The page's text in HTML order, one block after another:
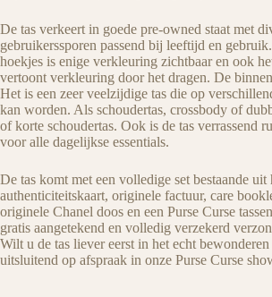
De tas verkeert in goede pre-owned staat met
gebruikerssporen passend bij leeftijd en
hoekjes is enige verkleuring zichtbaar en ook
vertoont verkleuring door het dragen. De
Het is een zeer veelzijdige tas die op
kan worden. Als schoudertas, crossbody of
of korte schoudertas. Ook is de tas verrassend
voor alle dagelijkse essentials.
De tas komt met een volledige set bestaande uit
authenticiteitskaart, originele factuur, care
originele Chanel doos en een Purse Curse
gratis aangetekend en volledig verzekerd
Wilt u de tas liever eerst in het echt
uitsluitend op afspraak in onze Purse Curse